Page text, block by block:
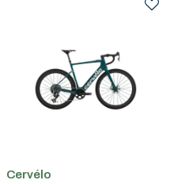
Cervélo